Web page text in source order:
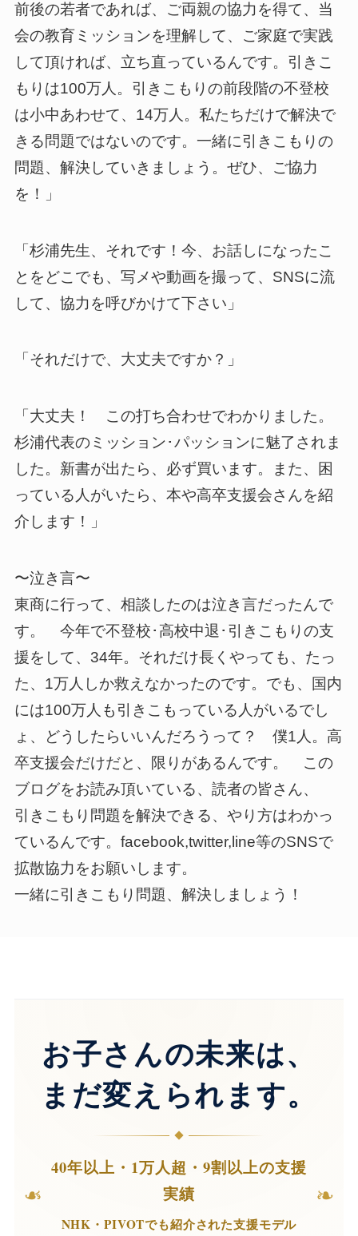
前後の若者であれば、ご両親の協力を得て、当
会の教育ミッションを理解して、ご家庭で実践
して頂ければ、立ち直っているんです。引きこ
もりは100万人。引きこもりの前段階の不登校
は小中あわせて、14万人。私たちだけで解決で
きる問題ではないのです。一緒に引きこもりの
問題、解決していきましょう。ぜひ、ご協力
を！」
「杉浦先生、それです！今、お話しになったこ
とをどこでも、写メや動画を撮って、SNSに流
して、協力を呼びかけて下さい」
「それだけで、大丈夫ですか？」
「大丈夫！ この打ち合わせでわかりました。
杉浦代表のミッション･パッションに魅了されま
した。新書が出たら、必ず買います。また、困
っている人がいたら、本や高卒支援会さんを紹
介します！」
〜泣き言〜
東商に行って、相談したのは泣き言だったんで
す。 今年で不登校･高校中退･引きこもりの支
援をして、34年。それだけ長くやっても、たっ
た、1万人しか救えなかったのです。でも、国内
には100万人も引きこもっている人がいるでし
ょ、どうしたらいいんだろうって？ 僕1人。高
卒支援会だけだと、限りがあるんです。 この
ブログをお読み頂いている、読者の皆さん、
引きこもり問題を解決できる、やり方はわかっ
ているんです。facebook,twitter,line等のSNSで
拡散協力をお願いします。
一緒に引きこもり問題、解決しましょう！
お子さんの未来は、
まだ変えられます。
❧
40年以上・1万人超・9割以上の支援
実績
NHK・PIVOTでも紹介された支援モデル
❧